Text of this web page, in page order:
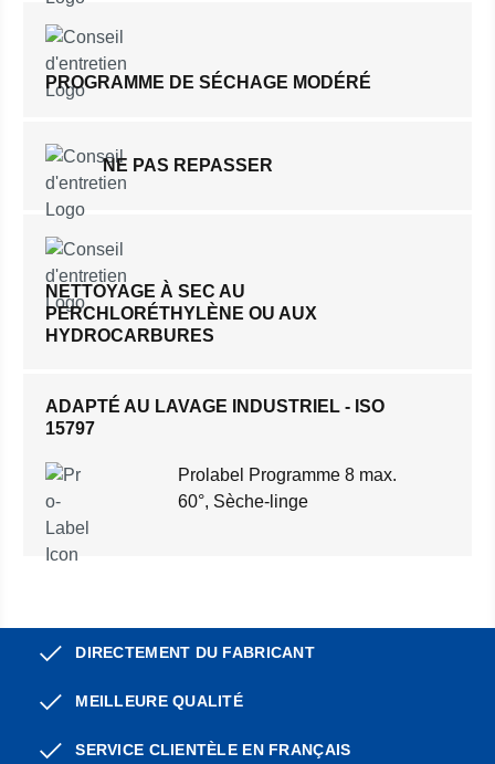
PROGRAMME DE SÉCHAGE MODÉRÉ
NE PAS REPASSER
NETTOYAGE À SEC AU
PERCHLORÉTHYLÈNE OU AUX
HYDROCARBURES
ADAPTÉ AU LAVAGE INDUSTRIEL - ISO
15797
Prolabel Programme 8 max.
60°, Sèche-linge
DIRECTEMENT DU FABRICANT
MEILLEURE QUALITÉ
SERVICE CLIENTÈLE EN FRANÇAIS